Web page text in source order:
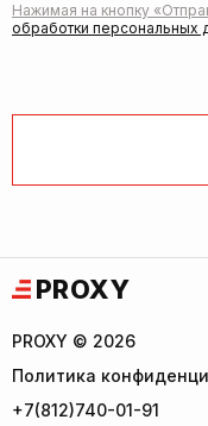
Нажимая на кнопку
обработки персональных
PROXY
PROXY © 2026
Политика
+7(812)740-01-91